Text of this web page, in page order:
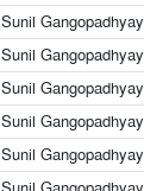
Sunil Gangopadhyay
Sunil Gangopadhyay
Sunil Gangopadhyay
Sunil Gangopadhyay
Sunil Gangopadhyay